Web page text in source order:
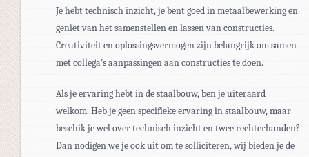
Je hebt technisch inzicht, je bent goed in metaalbewerking en
geniet van het samenstellen en lassen van constructies.
Creativiteit en oplossingsvermogen zijn belangrijk om samen
met collega’s aanpassingen aan constructies te doen.
Als je ervaring hebt in de staalbouw, ben je uiteraard
welkom. Heb je geen specifieke ervaring in staalbouw, maar
beschik je wel over technisch inzicht en twee rechterhanden?
Dan nodigen we je ook uit om te solliciteren, wij bieden je de